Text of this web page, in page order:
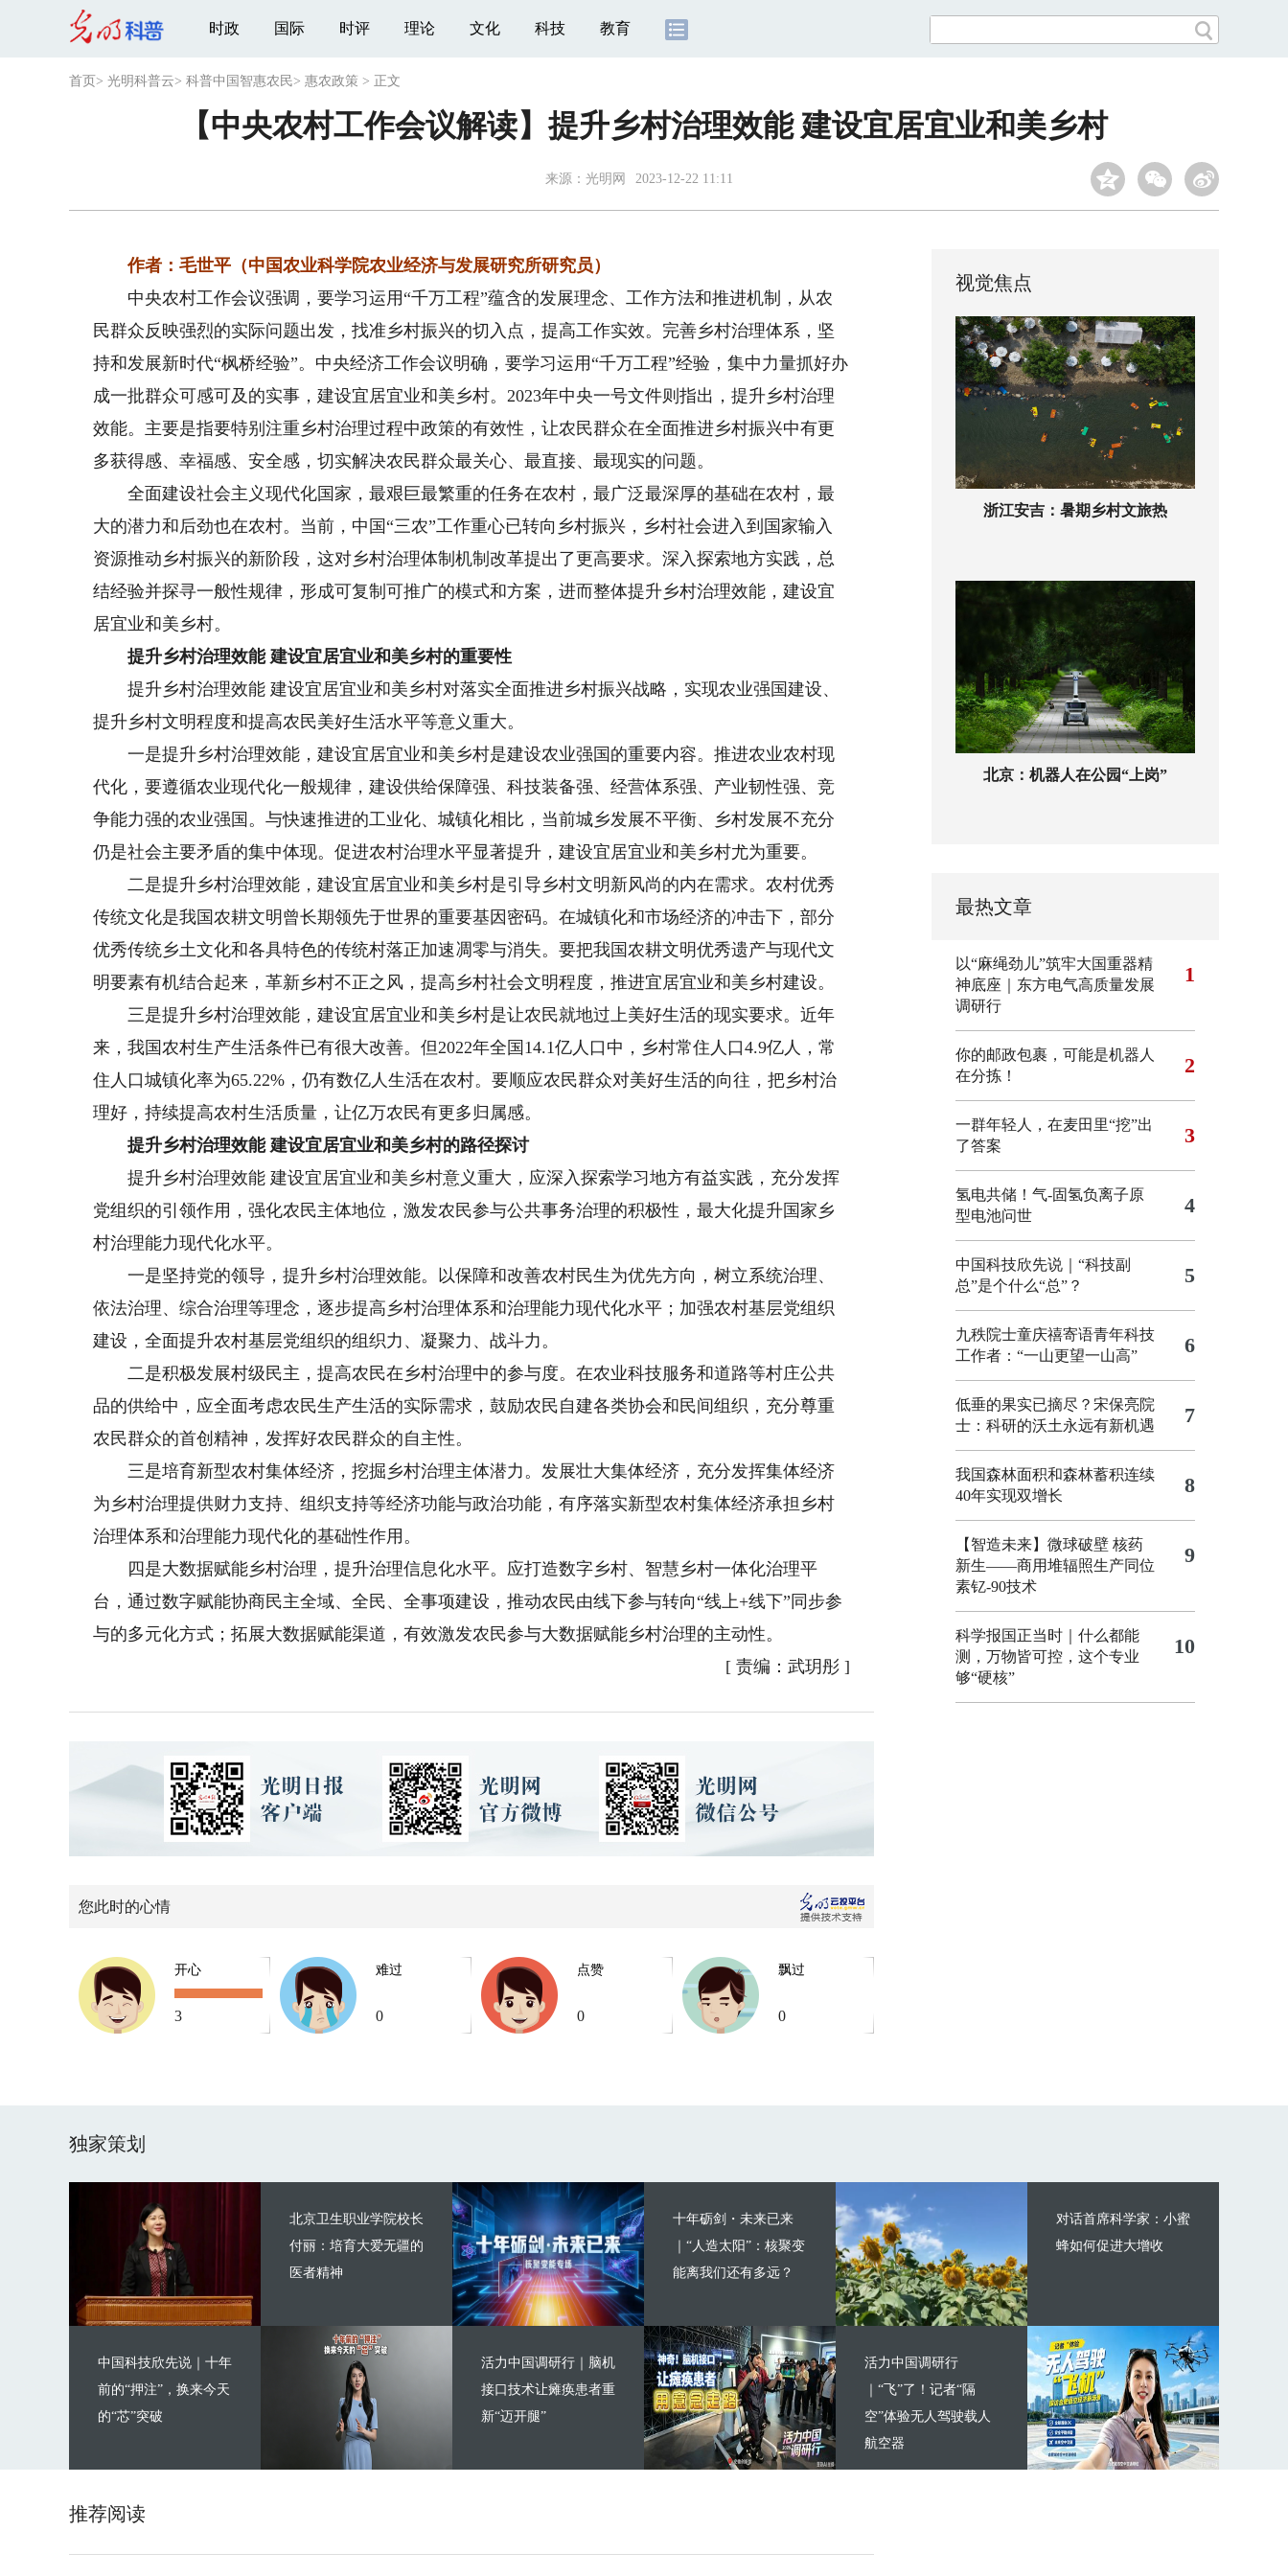
时政 国际 时评 理论 文化 科技 教育
首页 > 光明科普云> 科普中国智惠农民> 惠农政策 > 正文
【中央农村工作会议解读】提升乡村治理效能 建设宜居宜业和美乡村
来源： 光明网 2023-12-22 11:11
作者：毛世平（中国农业科学院农业经济与发展研究所研究员）
中央农村工作会议强调，要学习运用“千万工程”蕴含的发展理念、工作方法和推进机制，从农
民群众反映强烈的实际问题出发，找准乡村振兴的切入点，提高工作实效。完善乡村治理体系，坚
持和发展新时代“枫桥经验”。中央经济工作会议明确，要学习运用“千万工程”经验，集中力量抓好办
成一批群众可感可及的实事，建设宜居宜业和美乡村。2023年中央一号文件则指出，提升乡村治理
效能。主要是指要特别注重乡村治理过程中政策的有效性，让农民群众在全面推进乡村振兴中有更
多获得感、幸福感、安全感，切实解决农民群众最关心、最直接、最现实的问题。
全面建设社会主义现代化国家，最艰巨最繁重的任务在农村，最广泛最深厚的基础在农村，最
大的潜力和后劲也在农村。当前，中国“三农”工作重心已转向乡村振兴，乡村社会进入到国家输入
资源推动乡村振兴的新阶段，这对乡村治理体制机制改革提出了更高要求。深入探索地方实践，总
结经验并探寻一般性规律，形成可复制可推广的模式和方案，进而整体提升乡村治理效能，建设宜
居宜业和美乡村。
提升乡村治理效能 建设宜居宜业和美乡村的重要性
提升乡村治理效能 建设宜居宜业和美乡村对落实全面推进乡村振兴战略，实现农业强国建设、
提升乡村文明程度和提高农民美好生活水平等意义重大。
一是提升乡村治理效能，建设宜居宜业和美乡村是建设农业强国的重要内容。推进农业农村现
代化，要遵循农业现代化一般规律，建设供给保障强、科技装备强、经营体系强、产业韧性强、竞
争能力强的农业强国。与快速推进的工业化、城镇化相比，当前城乡发展不平衡、乡村发展不充分
仍是社会主要矛盾的集中体现。促进农村治理水平显著提升，建设宜居宜业和美乡村尤为重要。
二是提升乡村治理效能，建设宜居宜业和美乡村是引导乡村文明新风尚的内在需求。农村优秀
传统文化是我国农耕文明曾长期领先于世界的重要基因密码。在城镇化和市场经济的冲击下，部分
优秀传统乡土文化和各具特色的传统村落正加速凋零与消失。要把我国农耕文明优秀遗产与现代文
明要素有机结合起来，革新乡村不正之风，提高乡村社会文明程度，推进宜居宜业和美乡村建设。
三是提升乡村治理效能，建设宜居宜业和美乡村是让农民就地过上美好生活的现实要求。近年
来，我国农村生产生活条件已有很大改善。但2022年全国14.1亿人口中，乡村常住人口4.9亿人，常
住人口城镇化率为65.22%，仍有数亿人生活在农村。要顺应农民群众对美好生活的向往，把乡村治
理好，持续提高农村生活质量，让亿万农民有更多归属感。
提升乡村治理效能 建设宜居宜业和美乡村的路径探讨
提升乡村治理效能 建设宜居宜业和美乡村意义重大，应深入探索学习地方有益实践，充分发挥
党组织的引领作用，强化农民主体地位，激发农民参与公共事务治理的积极性，最大化提升国家乡
村治理能力现代化水平。
一是坚持党的领导，提升乡村治理效能。以保障和改善农村民生为优先方向，树立系统治理、
依法治理、综合治理等理念，逐步提高乡村治理体系和治理能力现代化水平；加强农村基层党组织
建设，全面提升农村基层党组织的组织力、凝聚力、战斗力。
二是积极发展村级民主，提高农民在乡村治理中的参与度。在农业科技服务和道路等村庄公共
品的供给中，应全面考虑农民生产生活的实际需求，鼓励农民自建各类协会和民间组织，充分尊重
农民群众的首创精神，发挥好农民群众的自主性。
三是培育新型农村集体经济，挖掘乡村治理主体潜力。发展壮大集体经济，充分发挥集体经济
为乡村治理提供财力支持、组织支持等经济功能与政治功能，有序落实新型农村集体经济承担乡村
治理体系和治理能力现代化的基础性作用。
四是大数据赋能乡村治理，提升治理信息化水平。应打造数字乡村、智慧乡村一体化治理平
台，通过数字赋能协商民主全域、全民、全事项建设，推动农民由线下参与转向“线上+线下”同步参
与的多元化方式；拓展大数据赋能渠道，有效激发农民参与大数据赋能乡村治理的主动性。
[ 责编：武玥彤]
您此时的心情
开心
3
难过
0
点赞
0
飘过
0
视觉焦点
浙江安吉：暑期乡村文旅热
北京：机器人在公园“上岗”
最热文章
以“麻绳劲儿”筑牢大国重器精
神底座｜东方电气高质量发展
调研行
1
你的邮政包裹，可能是机器人
在分拣！
2
一群年轻人，在麦田里“挖”出
了答案
3
氢电共储！气-固氢负离子原
型电池问世
4
中国科技欣先说｜“科技副
总”是个什么“总”？
5
九秩院士童庆禧寄语青年科技
工作者：“一山更望一山高”
6
低垂的果实已摘尽？宋保亮院
士：科研的沃土永远有新机遇
7
我国森林面积和森林蓄积连续
40年实现双增长
8
【智造未来】微球破壁 核药
新生——商用堆辐照生产同位
素钇-90技术
9
科学报国正当时｜什么都能
测，万物皆可控，这个专业
够“硬核”
10
独家策划
北京卫生职业学院校长
付丽：培育大爱无疆的
医者精神
中国科技欣先说｜十年
前的“押注”，换来今天
的“芯”突破
十年砺剑・未来已来
｜“人造太阳”：核聚变
能离我们还有多远？
活力中国调研行｜脑机
接口技术让瘫痪患者重
新“迈开腿”
对话首席科学家：小蜜
蜂如何促进大增收
活力中国调研行
｜“飞”了！记者“隔
空”体验无人驾驶载人
航空器
推荐阅读